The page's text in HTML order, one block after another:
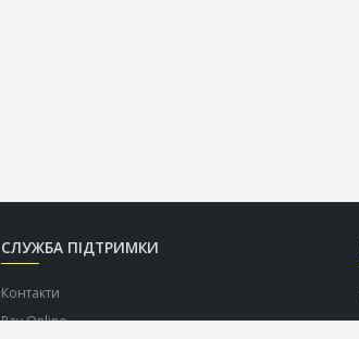
СЛУЖБА ПІДТРИМКИ
Контакти
Pay Online